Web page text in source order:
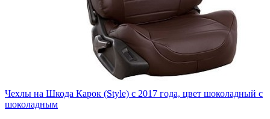
Чехлы на Шкода Карок (Style) с 2017 года, цвет шоколадный с
шоколадным